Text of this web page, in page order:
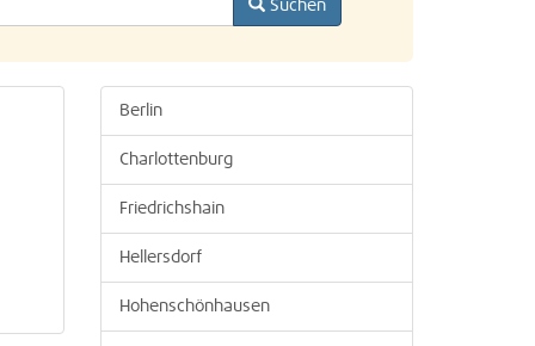
Suchen
Berlin
Charlottenburg
Friedrichshain
Hellersdorf
Hohenschönhausen